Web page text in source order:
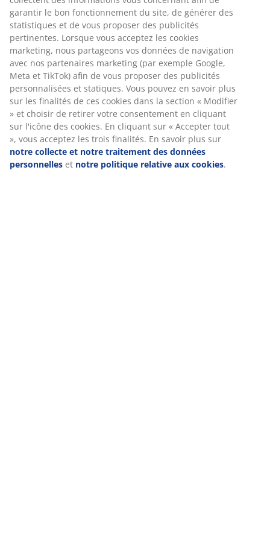
Bac à fleurs en fibre d'argile résistante au gel avec une
finition naturelle de couleur claire. Le trou de drainage
permet à l'excès d'eau de s'écouler. Ø37 x H37 cm
Numéro d’article: 6440002
Spécifications
générer des statistiques et de vous proposer des
publicités pertinentes. Lorsque vous acceptez les
cookies marketing, nous partageons vos données de
navigation avec nos partenaires marketing (par
exemple Google, Meta et TikTok) afin de vous proposer
des publicités personnalisées et statiques. Vous
pouvez en savoir plus sur les finalités de ces cookies
dans la section « Modifier » et choisir de retirer votre
consentement en cliquant sur l'icône des cookies. En
cliquant sur « Accepter tout », vous acceptez les trois
finalités. En savoir plus surnotre collecte et notre
traitement des données personnellesetnotre
politique relative aux cookies.